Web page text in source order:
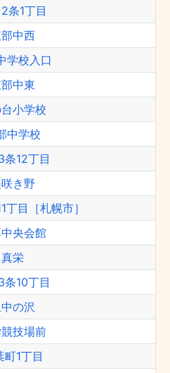
条1丁目
中西
学校入口
中東
小学校
中学校
条12丁目
き野
丁目［札幌市］
央会館
真栄
条10丁目
の沢
技場前
町1丁目